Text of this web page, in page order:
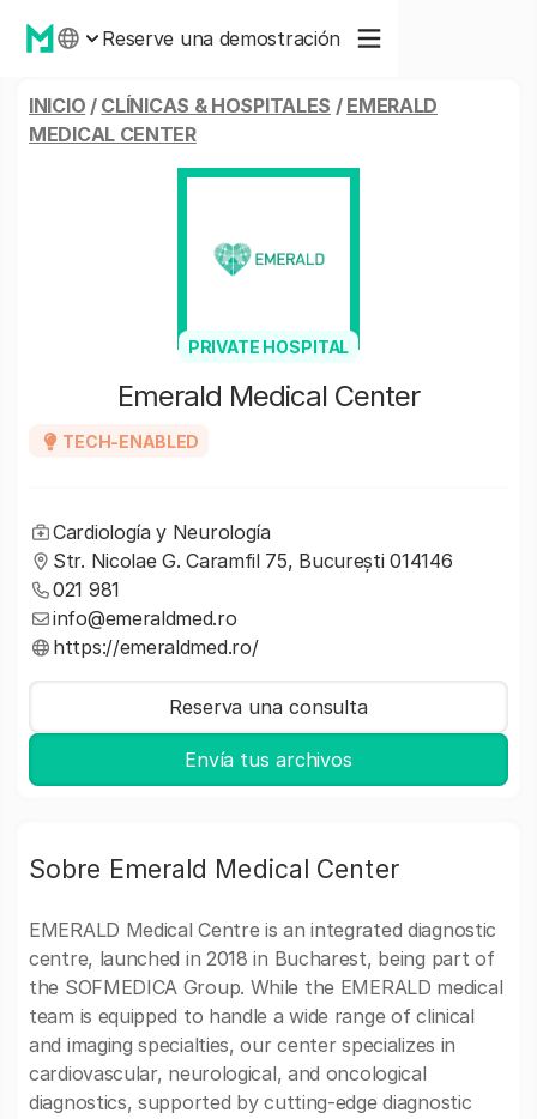
Reserve una demostración
INICIO / CLÍNICAS & HOSPITALES / EMERALD
MEDICAL CENTER
PRIVATE HOSPITAL
Emerald Medical Center
TECH-ENABLED
Cardiología y Neurología
Str. Nicolae G. Caramfil 75, București 014146
021 981
info@emeraldmed.ro
https://emeraldmed.ro/
Reserva una consulta
Envía tus archivos
Sobre Emerald Medical Center
EMERALD Medical Centre is an integrated diagnostic
centre, launched in 2018 in Bucharest, being part of
the SOFMEDICA Group. While the EMERALD medical
team is equipped to handle a wide range of clinical
and imaging specialties, our center specializes in
cardiovascular, neurological, and oncological
diagnostics, supported by cutting-edge diagnostic